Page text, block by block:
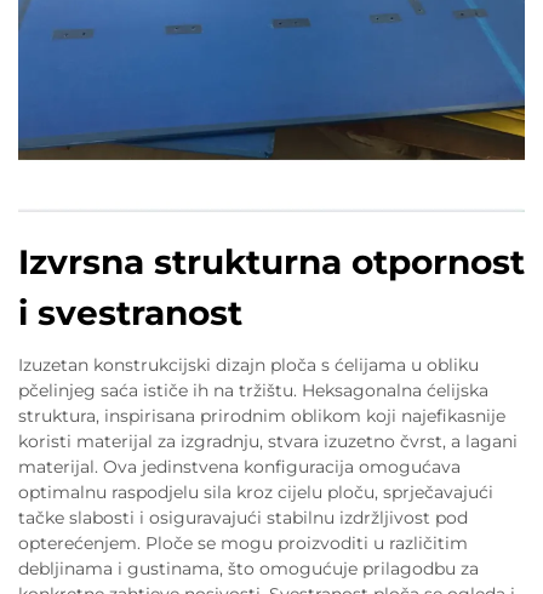
Izvrsna strukturna otpornost
i svestranost
Izuzetan konstrukcijski dizajn ploča s ćelijama u obliku
pčelinjeg saća ističe ih na tržištu. Heksagonalna ćelijska
struktura, inspirisana prirodnim oblikom koji najefikasnije
koristi materijal za izgradnju, stvara izuzetno čvrst, a lagani
materijal. Ova jedinstvena konfiguracija omogućava
optimalnu raspodjelu sila kroz cijelu ploču, sprječavajući
tačke slabosti i osiguravajući stabilnu izdržljivost pod
opterećenjem. Ploče se mogu proizvoditi u različitim
debljinama i gustinama, što omogućuje prilagodbu za